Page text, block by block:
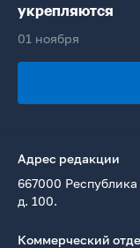
укрепляются
01 ноября
Адрес редакции
667000
д. 100.
Коммерческий